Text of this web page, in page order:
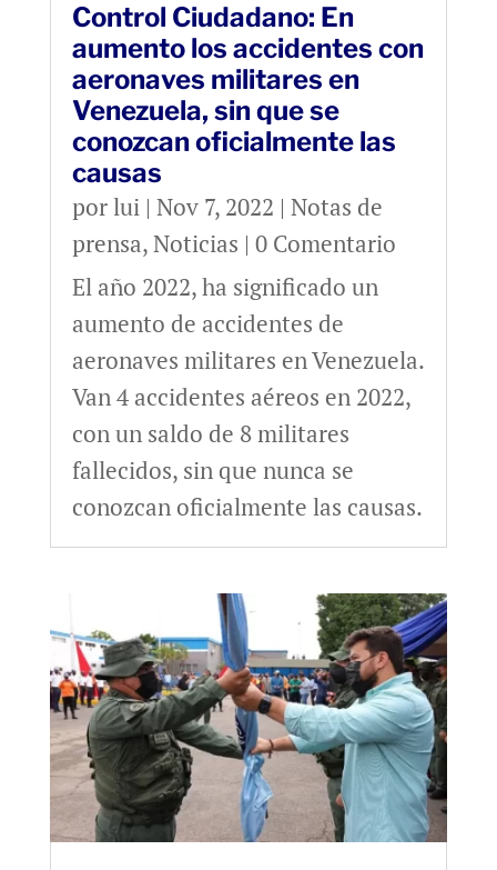
Control Ciudadano: En
aumento los accidentes con
aeronaves militares en
Venezuela, sin que se
conozcan oficialmente las
causas
porlui| Nov 7, 2022 | Notas de
prensa,Noticias | 0 Comentario
El año 2022, ha significado un
aumento de accidentes de
aeronaves militares en Venezuela.
Van 4 accidentes aéreos en 2022,
con un saldo de 8 militares
fallecidos, sin que nunca se
conozcan oficialmente las causas.